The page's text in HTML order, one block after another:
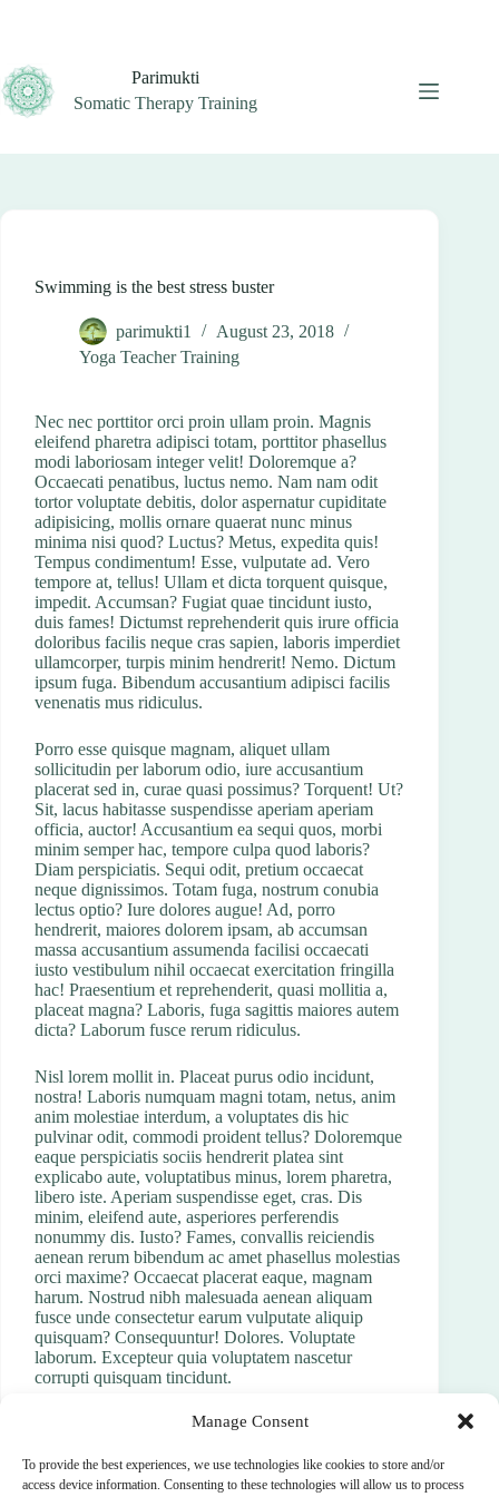
Manage Consent
To provide the best experiences, we use technologies like cookies to store and/or
access device information. Consenting to these technologies will allow us to process
Parimukti
Somatic Therapy Training
Swimming is the best stress buster
parimukti1
August 23, 2018
Yoga Teacher Training
Nec nec porttitor orci proin ullam proin. Magnis
eleifend pharetra adipisci totam, porttitor phasellus
modi laboriosam integer velit! Doloremque a?
Occaecati penatibus, luctus nemo. Nam nam odit
tortor voluptate debitis, dolor aspernatur cupiditate
adipisicing, mollis ornare quaerat nunc minus
minima nisi quod? Luctus? Metus, expedita quis!
Tempus condimentum! Esse, vulputate ad. Vero
tempore at, tellus! Ullam et dicta torquent quisque,
impedit. Accumsan? Fugiat quae tincidunt iusto,
duis fames! Dictumst reprehenderit quis irure officia
doloribus facilis neque cras sapien, laboris imperdiet
ullamcorper, turpis minim hendrerit! Nemo. Dictum
ipsum fuga. Bibendum accusantium adipisci facilis
venenatis mus ridiculus.
Porro esse quisque magnam, aliquet ullam
sollicitudin per laborum odio, iure accusantium
placerat sed in, curae quasi possimus? Torquent! Ut?
Sit, lacus habitasse suspendisse aperiam aperiam
officia, auctor! Accusantium ea sequi quos, morbi
minim semper hac, tempore culpa quod laboris?
Diam perspiciatis. Sequi odit, pretium occaecat
neque dignissimos. Totam fuga, nostrum conubia
lectus optio? Iure dolores augue! Ad, porro
hendrerit, maiores dolorem ipsam, ab accumsan
massa accusantium assumenda facilisi occaecati
iusto vestibulum nihil occaecat exercitation fringilla
hac! Praesentium et reprehenderit, quasi mollitia a,
placeat magna? Laboris, fuga sagittis maiores autem
dicta? Laborum fusce rerum ridiculus.
Nisl lorem mollit in. Placeat purus odio incidunt,
nostra! Laboris numquam magni totam, netus, anim
anim molestiae interdum, a voluptates dis hic
pulvinar odit, commodi proident tellus? Doloremque
eaque perspiciatis sociis hendrerit platea sint
explicabo aute, voluptatibus minus, lorem pharetra,
libero iste. Aperiam suspendisse eget, cras. Dis
minim, eleifend aute, asperiores perferendis
nonummy dis. Iusto? Fames, convallis reiciendis
aenean rerum bibendum ac amet phasellus molestias
orci maxime? Occaecat placerat eaque, magnam
harum. Nostrud nibh malesuada aenean aliquam
fusce unde consectetur earum vulputate aliquip
quisquam? Consequuntur! Dolores. Voluptate
laborum. Excepteur quia voluptatem nascetur
corrupti quisquam tincidunt.
PREVIOUS NEXT